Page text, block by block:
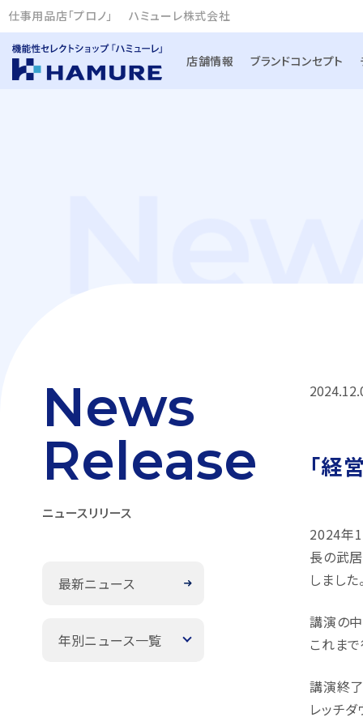
仕事用品店「プロノ」 ハミューレ株式会社
店舗情報 ブランドコンセプト
ニュースリリース
News
Release
最新ニュース
年別ニュース一覧
「経
2024年
長の武
しました
講演の
これま
講演終
レッチ